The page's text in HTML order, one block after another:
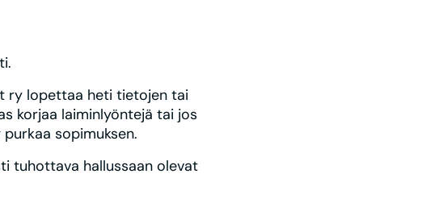
ry lopettaa heti tietojen tai
korjaa laiminlyöntejä tai jos
sopimuksen.
tuhottava hallussaan olevat